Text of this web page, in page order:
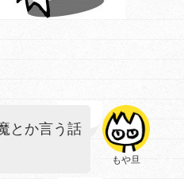
もや旦
とか言う話